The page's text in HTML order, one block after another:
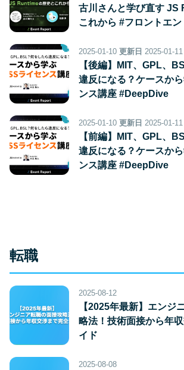
古川さんと学び直す JS
これから #フロントエ
2025-01-10 更新日 2025-01-11
【後編】MIT、GPL、
違反になる？ケースか
ンス講座 #DeepDive
2025-01-10 更新日 2025-01-11
【前編】MIT、GPL、
違反になる？ケースか
ンス講座 #DeepDive
転職
2025-08-12
【2025年最新】エンジ
略法！技術面接から年
イド
2025-08-08